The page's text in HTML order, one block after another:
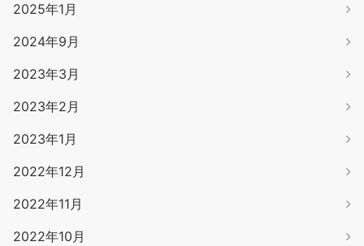
2025年1月
2024年9月
2023年3月
2023年2月
2023年1月
2022年12月
2022年11月
2022年10月